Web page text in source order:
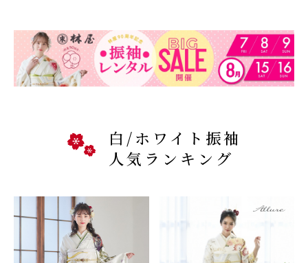
白/ホワイト振袖
人気ランキング